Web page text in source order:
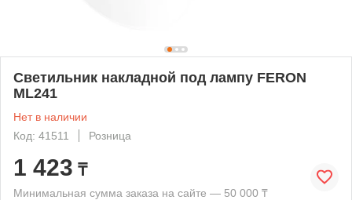
Светильник накладной под лампу FERON
ML241
Нет в наличии
Код: 41511
Розница
1 423 ₸
Минимальная сумма заказа на сайте — 50 000 ₸